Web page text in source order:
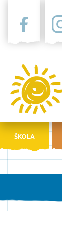
ŠKOLA